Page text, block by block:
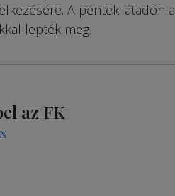
A pénteki átadón a
lepték meg.
az FK